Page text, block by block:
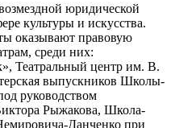
юридической
культуры и искусства.
оказывают правовую
среди них:
Театральный центр им. В.
выпускников Школы-
руководством
Рыжакова, Школа-
Данченко при